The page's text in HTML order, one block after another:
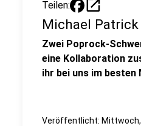
Teilen: open_in_new
Michael Patrick
Zwei Poprock-
eine Kollaboration
ihr bei uns im besten
Veröffentlicht: